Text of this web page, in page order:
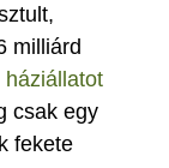
milliárd
háziállatot
csak egy
fekete